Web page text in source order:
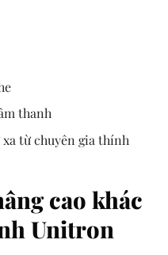
thanh
từ chuyên gia thính
cao khác
Unitron